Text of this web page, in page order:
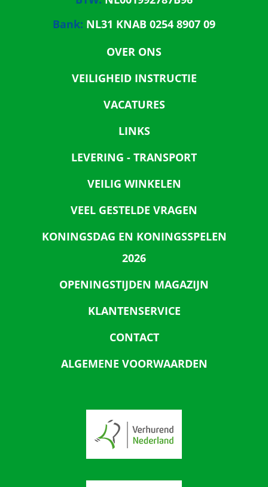
Bank: NL31 KNAB 0254 8907 09
OVER ONS
VEILIGHEID INSTRUCTIE
VACATURES
LINKS
LEVERING - TRANSPORT
VEILIG WINKELEN
VEEL GESTELDE VRAGEN
KONINGSDAG EN KONINGSSPELEN
2026
OPENINGSTIJDEN MAGAZIJN
KLANTENSERVICE
CONTACT
ALGEMENE VOORWAARDEN